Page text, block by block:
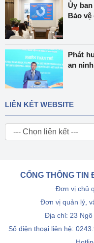
Ủy
Bảo
Phát
an
LIÊN KẾT WEBSITE
CỔNG THÔNG TIN
Đơn vị chủ
Đơn vị quản lý,
Địa chỉ: 23 Ngô
Số điện thoại liên hệ: